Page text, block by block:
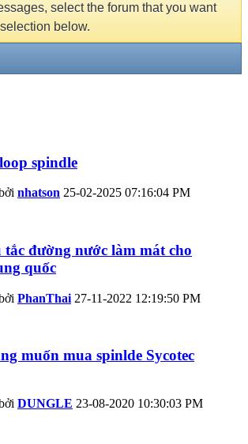
select the forum that you want
below.
spindle
nhatson 25-02-2025 07:16:04 PM
đường nước làm mát cho
quốc
PhanThai 27-11-2022 12:19:50 PM
muốn mua spinlde Sycotec
DUNGLE 23-08-2020 10:30:03 PM